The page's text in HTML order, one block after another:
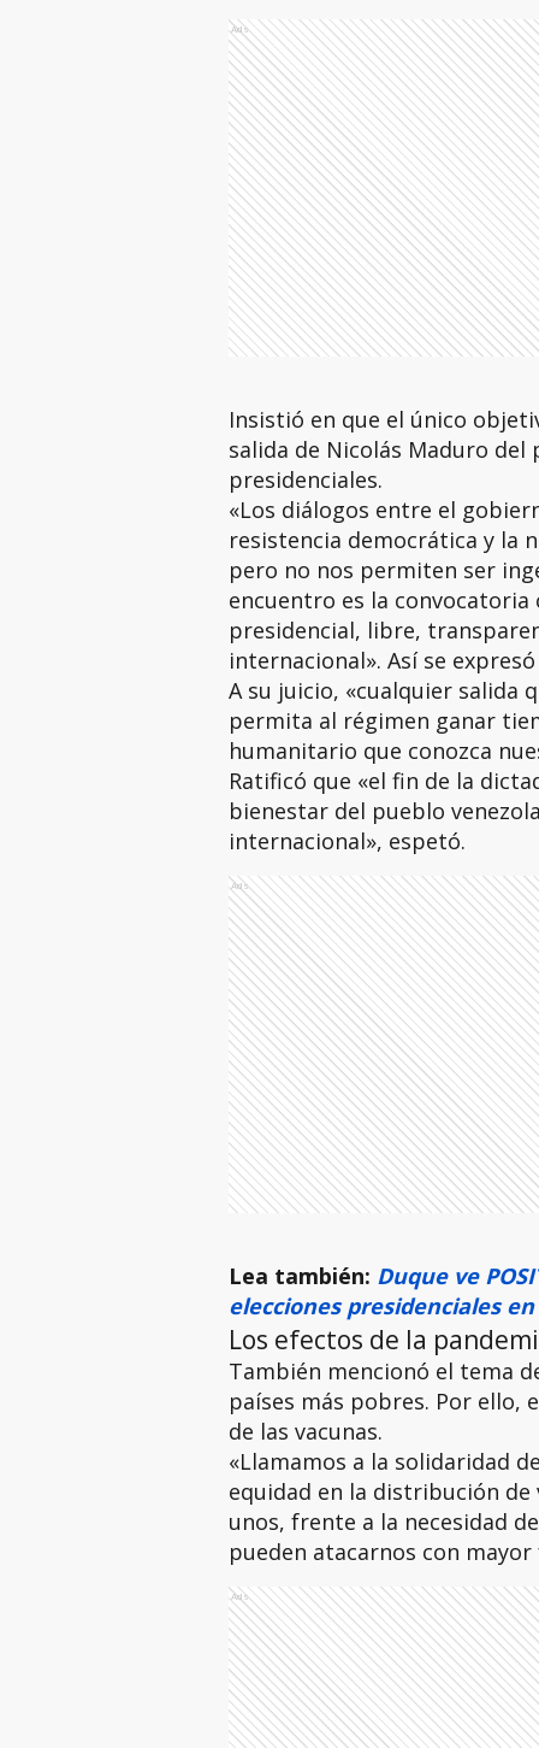
Ads
Insistió en que el único
salida de Nicolás Maduro
presidenciales.
«Los diálogos entre el
resistencia democrática y la
pero no nos permiten ser
encuentro es la
presidencial, libre,
internacional». Así se
A su juicio, «cualquier
permita al régimen ganar
humanitario que conozca
Ratificó que «el fin de la
bienestar del pueblo
internacional», espetó.
Ads
Lea también: Duque ve
elecciones presidenciales
Los efectos de la
También mencionó el tema
países más pobres. Por ello,
de las vacunas.
«Llamamos a la solidaridad
equidad en la distribución de
unos, frente a la necesidad
pueden atacarnos con
Ads